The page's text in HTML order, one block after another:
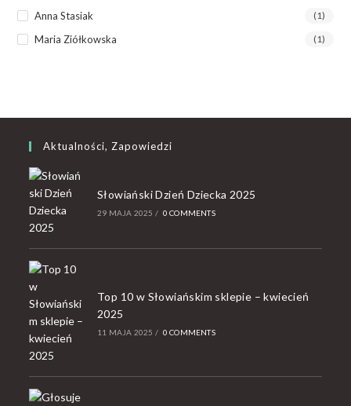
Anna Stasiak (1)
Maria Ziółkowska (1)
Aktualności, Zapowiedzi
Słowiański Dzień Dziecka 2025
29 MAJA 2025 / 0 COMMENTS
Top 10 w Słowiańskim sklepie – kwiecień
2025
11 MAJA 2025 / 0 COMMENTS